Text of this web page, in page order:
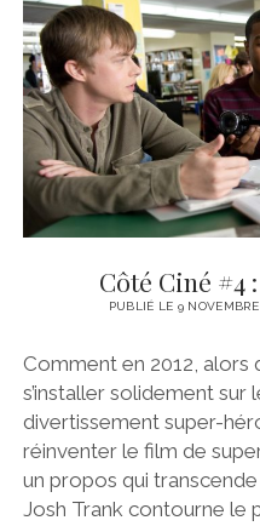
Côté Ciné #4
PUBLIÉ LE 9 NOVEMBRE
Comment en 2012,
s’installer solidement sur
divertissement super-
réinventer le film de
un propos qui
Josh Trank contourne le